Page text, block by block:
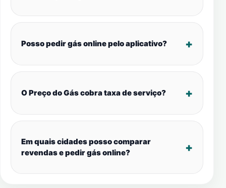
Posso pedir gás online pelo aplicativo?
O Preço do Gás cobra taxa de serviço?
Em quais cidades posso comparar
revendas e pedir gás online?